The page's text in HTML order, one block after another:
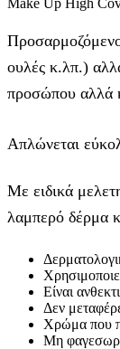
ουλές κ.λπ.)
προσώπου αλλά
Απλώνεται
Με ειδικά
λαμπερό δέρμα
Είναι
Δεν
Χρώμα που
Μη